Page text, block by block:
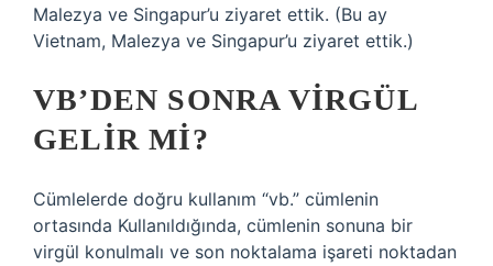
Malezya ve Singapur’u ziyaret ettik. (Bu ay
Vietnam, Malezya ve Singapur’u ziyaret ettik.)
VB’DEN SONRA VIRGÜL
GELIR MI?
Cümlelerde doğru kullanım “vb.” cümlenin
ortasında Kullanıldığında, cümlenin sonuna bir
virgül konulmalı ve son noktalama işareti noktadan